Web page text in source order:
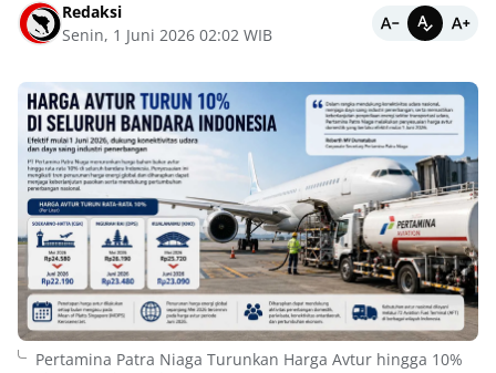
Redaksi
Senin, 1 Juni 2026 02:02 WIB
Pertamina Patra Niaga Turunkan Harga Avtur hingga 10%